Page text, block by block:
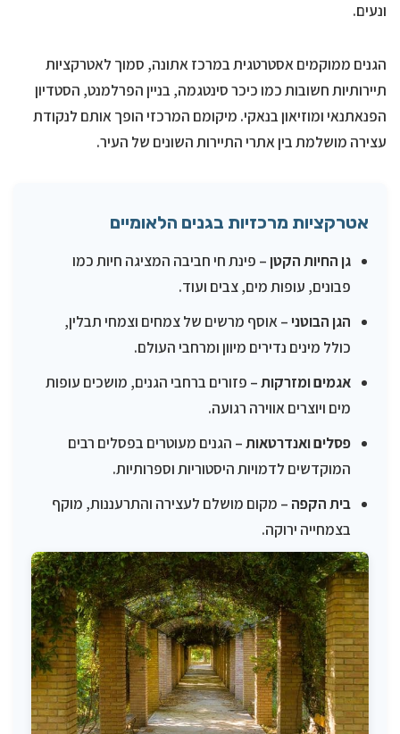
ונעים.
הגנים ממוקמים אסטרטגית במרכז אתונה, סמוך לאטרקציות
תיירותיות חשובות כמו כיכר סינטגמה, בניין הפרלמנט, הסטדיון
הפנאתנאי ומוזיאון בנאקי. מיקומם המרכזי הופך אותם לנקודת
עצירה מושלמת בין אתרי התיירות השונים של העיר.
אטרקציות מרכזיות בגנים הלאומיים
גן החיות הקטן– פינת חי חביבה המציגה חיות כמו
פבונים, עופות מים, צבים ועוד.
הגן הבוטני– אוסף מרשים של צמחים וצמחי תבלין,
כולל מינים נדירים מיוון ומרחבי העולם.
אגמים ומזרקות– פזורים ברחבי הגנים, מושכים עופות
מים ויוצרים אווירה רגועה.
פסלים ואנדרטאות– הגנים מעוטרים בפסלים רבים
המוקדשים לדמויות היסטוריות וספרותיות.
בית הקפה – מקום מושלם לעצירה והתרעננות, מוקף
בצמחייה ירוקה.